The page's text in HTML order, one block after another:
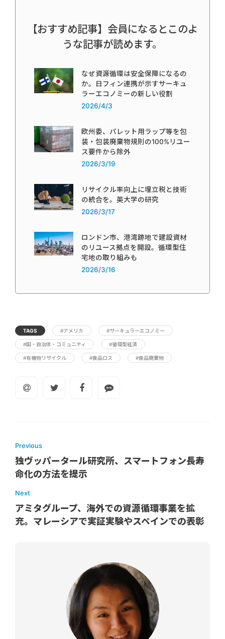
【おすすめ記事】会員になるとこのよ
うな記事が読めます。
なぜ資源循環は安全保障になるの
か。日フィン連携が示すサーキュ
ラーエコノミーの新しい役割
2026/4/3
欧州委、パレット用ラップ等を包
装・包装廃棄物規則の100%リユー
ス要件から除外
2026/3/19
リサイクル率向上に埋立税と技術
の統合を。英大学の研究
2026/3/17
ロンドン市、港湾跡地で建設資材
のリユース拠点を開設。循環型住
宅地の取り組みも
2026/3/16
TAGS #アメリカ #サーキュラーエコノミー
#国・自治体・コミュニティ #循環型経済
#有機物リサイクル #食品ロス #食品廃棄物
Previous
独ヴッパータール研究所、スマートフォン長寿
命化の方法を提示
Next
アミタグループ、海外での資源循環事業を拡
充。マレーシアで実証実験やスペインでの表彰